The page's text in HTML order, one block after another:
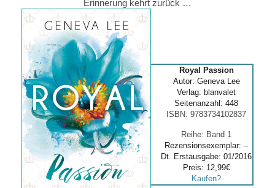
Erinnerung kehrt zurück …
Royal Passion
Autor: Geneva Lee
Verlag: blanvalet
Seitenanzahl: 448
ISBN: 9783734102837
Reihe: Band 1
Rezensionsexemplar: –
Dt. Erstausgabe: 01/2016
Preis: 12,99€
Kaufen?